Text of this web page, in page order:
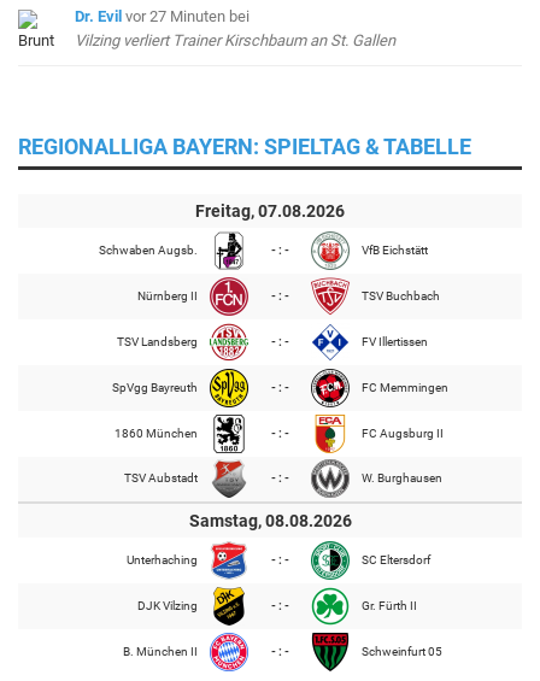
Dr. Evil vor 27 Minuten bei
Vilzing verliert Trainer Kirschbaum an St. Gallen
REGIONALLIGA BAYERN: SPIELTAG & TABELLE
Freitag, 07.08.2026
Schwaben Augsb. - : - VfB Eichstätt
Nürnberg II - : - TSV Buchbach
TSV Landsberg - : - FV Illertissen
SpVgg Bayreuth - : - FC Memmingen
1860 München - : - FC Augsburg II
TSV Aubstadt - : - W. Burghausen
Samstag, 08.08.2026
Unterhaching - : - SC Eltersdorf
DJK Vilzing - : - Gr. Fürth II
B. München II - : - Schweinfurt 05